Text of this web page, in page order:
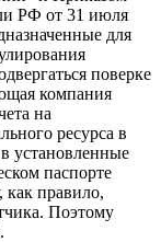
РФ от 31 июля
для
поверке
компания
на
ресурса в
установленные
паспорте
правило,
Поэтому